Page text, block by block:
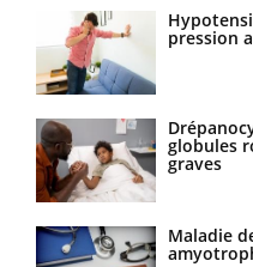
pression
globules
graves
Maladie